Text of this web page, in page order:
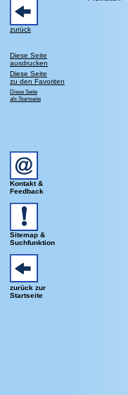
zurück
Diese Seite
ausdrucken
Diese Seite
zu den Favoriten
Diese Seite
als Startseite
Kontakt &
Feedback
Sitemap &
Suchfunktion
zurück zur
Startseite